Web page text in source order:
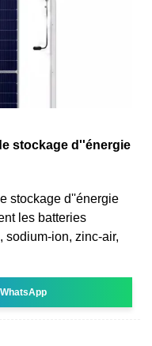
stockage d''énergie
stockage d''énergie
les batteries
sodium-ion, zinc-air,
WhatsApp